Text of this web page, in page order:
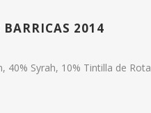
2014
40% Syrah, 10% Tintilla de Rota